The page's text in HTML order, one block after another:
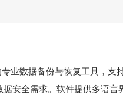
业数据备份与恢复工具，支
安全需求。软件提供多语言